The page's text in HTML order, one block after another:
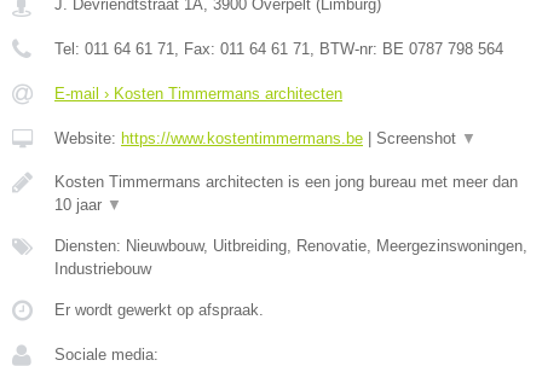
J. Devriendtstraat 1A, 3900 Overpelt ( Limburg)
Tel: 011 64 61 71, Fax: 011 64 61 71, BTW-nr: BE 0787 798 564
E-mail › Kosten Timmermans architecten
Website: https://www.kostentimmermans.be Screenshot ▼
Kosten Timmermans architecten is een jong bureau met meer dan
10 jaar ▼
Diensten: Nieuwbouw, Uitbreiding, Renovatie, Meergezinswoningen,
Industriebouw
Er wordt gewerkt op afspraak.
Sociale media: